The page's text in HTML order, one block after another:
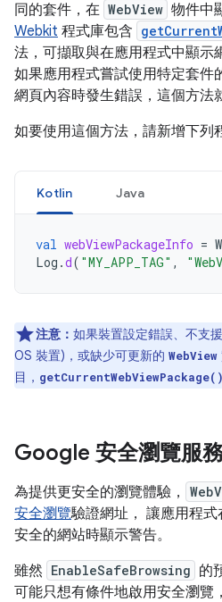
同的套件，在 WebView 物件中
Webkit 程式庫包含
法，可擷取與在應用程式中顯示
如果應用程式嘗試使用特定套件
網頁內容時發生錯誤，這個方法
如要使用這個方法，請新增下列
Kotlin Java
val webViewPackageInfo =
Log .d( "MY_APP_TAG" ,
注意： 如果裝置設定錯誤、不支
OS 裝置)，或缺少可更新的 WebView
目， getCurrentWebViewPackage()
Google 安全瀏覽服
為提供更安全的瀏覽體驗，
安全瀏覽驗證網址， 讓應用程
安全的網站時顯示警告。
雖然 EnableSafeBrowsing 的
可能只想有條件地啟用安全瀏覽